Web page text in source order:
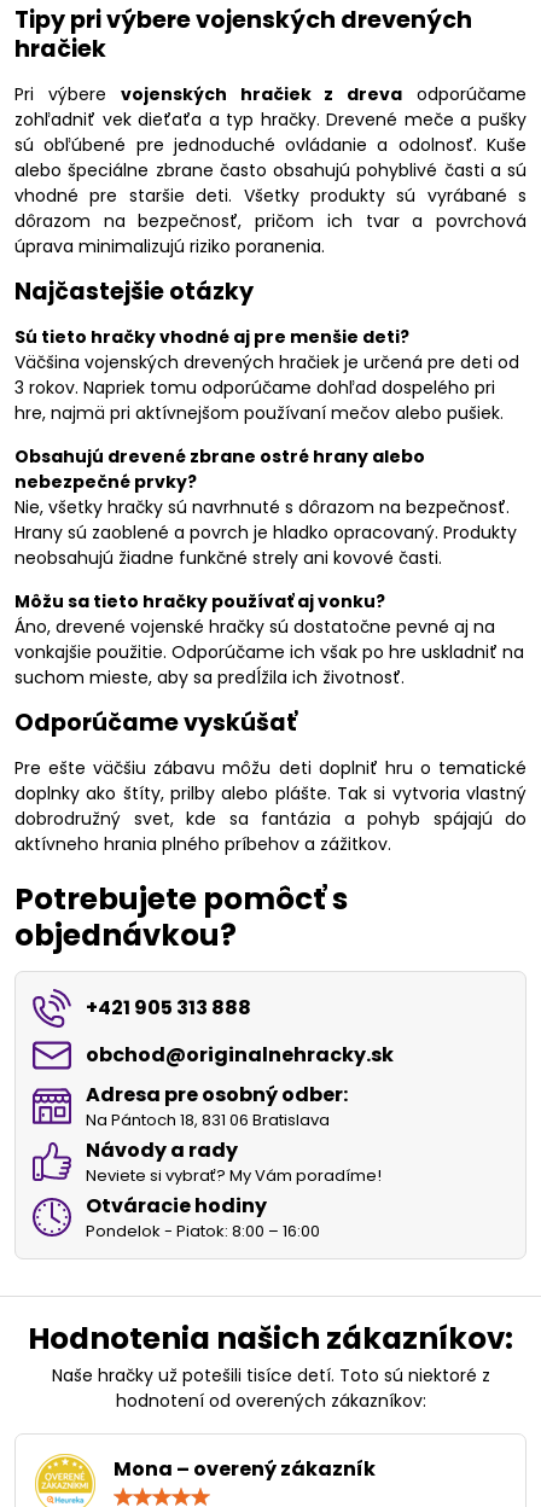
Tipy pri výbere vojenských drevených
hračiek
Pri výbere vojenských hračiek z dreva odporúčame
zohľadniť vek dieťaťa a typ hračky. Drevené meče a pušky
sú obľúbené pre jednoduché ovládanie a odolnosť. Kuše
alebo špeciálne zbrane často obsahujú pohyblivé časti a sú
vhodné pre staršie deti. Všetky produkty sú vyrábané s
dôrazom na bezpečnosť, pričom ich tvar a povrchová
úprava minimalizujú riziko poranenia.
Najčastejšie otázky
Sú tieto hračky vhodné aj pre menšie deti?
Väčšina vojenských drevených hračiek je určená pre deti od
3 rokov. Napriek tomu odporúčame dohľad dospelého pri
hre, najmä pri aktívnejšom používaní mečov alebo pušiek.
Obsahujú drevené zbrane ostré hrany alebo
nebezpečné prvky?
Nie, všetky hračky sú navrhnuté s dôrazom na bezpečnosť.
Hrany sú zaoblené a povrch je hladko opracovaný. Produkty
neobsahujú žiadne funkčné strely ani kovové časti.
Môžu sa tieto hračky používať aj vonku?
Áno, drevené vojenské hračky sú dostatočne pevné aj na
vonkajšie použitie. Odporúčame ich však po hre uskladniť na
suchom mieste, aby sa predĺžila ich životnosť.
Odporúčame vyskúšať
Pre ešte väčšiu zábavu môžu deti doplniť hru o tematické
doplnky ako štíty, prilby alebo plášte. Tak si vytvoria vlastný
dobrodružný svet, kde sa fantázia a pohyb spájajú do
aktívneho hrania plného príbehov a zážitkov.
Potrebujete pomôcť s
objednávkou?
+421 905 313 888
obchod​@originalnehracky​.sk
Adresa pre osobný odber:
Na Pántoch 18, 831 06 Bratislava
Návody a rady
Neviete si vybrať? My Vám poradíme!
Otváracie hodiny
Pondelok - Piatok: 8:00 – 16:00
Hodnotenia našich zákazníkov:
Naše hračky už potešili tisíce detí. Toto sú niektoré z
hodnotení od overených zákazníkov:
Mona – overený zákazník